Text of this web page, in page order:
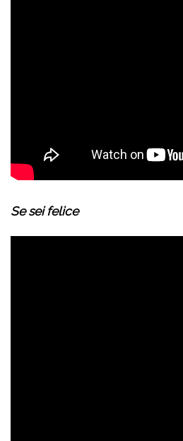
Se sei felice